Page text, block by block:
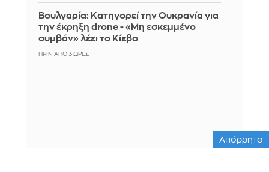
Βουλγαρία: Κατηγορεί την Ουκρανία για
την έκρηξη drone - «Μη εσκεμμένο
συμβάν» λέει το Κίεβο
ΠΡΙΝ ΑΠΌ 3 ΏΡΕΣ
Απόρρητο